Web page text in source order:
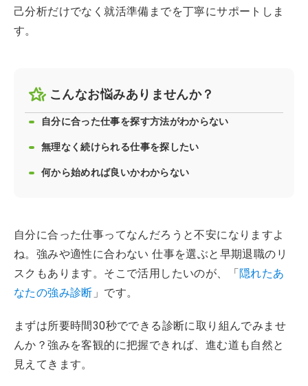
己分析だけでなく就活準備までを丁寧にサポートしま
す。
こんなお悩みありませんか？
自分に合った仕事を探す方法がわからない
無理なく続けられる仕事を探したい
何から始めれば良いかわからない
自分に合った仕事ってなんだろうと不安になりますよ
ね。強みや適性に合わない 仕事を選ぶと早期退職のリ
スクもあります。そこで活用したいのが、「 隠れたあ
なたの強み診断 」です。
まずは所要時間30秒でできる診断に取り組んでみませ
んか？強みを客観的に把握できれば、進む道も自然と
見えてきます。